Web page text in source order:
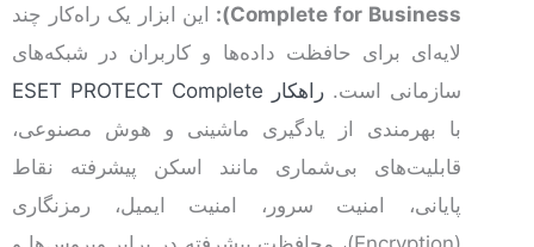
Complete for Business
): این ابزار یک راه‌کار چند
لایه‌ای برای حافظت داده‌ها و کاربران در شبکه‌های
سازمانی است. راهکار ESET PROTECT Complete
با بهرمندی از یادگیری ماشینی و هوش مصنوعی،
قابلیت‌های بی‌شماری مانند اسکن پیشرفته نقاط
پایانی، امنیت سرور، امنیت ایمیل، رمزنگاری